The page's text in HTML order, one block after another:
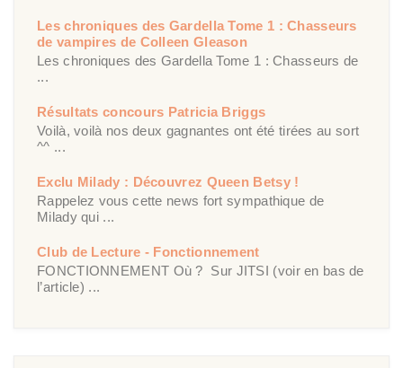
Les chroniques des Gardella Tome 1 : Chasseurs
de vampires de Colleen Gleason
Les chroniques des Gardella Tome 1 : Chasseurs de
...
Résultats concours Patricia Briggs
Voilà, voilà nos deux gagnantes ont été tirées au sort
^^ ...
Exclu Milady : Découvrez Queen Betsy !
Rappelez vous cette news fort sympathique de
Milady qui ...
Club de Lecture - Fonctionnement
FONCTIONNEMENT Où ? Sur JITSI (voir en bas de
l’article) ...